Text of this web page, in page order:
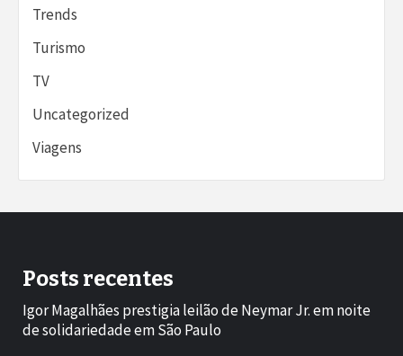
Trends
Turismo
TV
Uncategorized
Viagens
Posts recentes
Igor Magalhães prestigia leilão de Neymar Jr. em noite
de solidariedade em São Paulo